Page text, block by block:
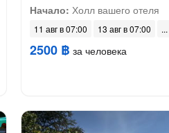
Начало: Холл вашего отеля
11 авг в 07:00 13 авг в 07:00
2500 ฿ за человека